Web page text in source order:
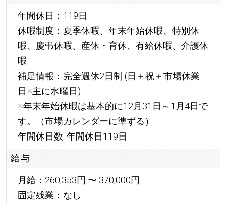
年間休日：119日
休暇制度：夏季休暇、年末年始休暇、特別休
暇、慶弔休暇、産休・育休、有給休暇、介護休
暇
補足情報：完全週休2日制 (日＋祝＋市場休業
日※主に水曜日)
※年末年始休暇は基本的に12月31日～1月4日で
す。（市場カレンダーに準ずる）
年間休日数: 年間休日119日
給与
月給：260,353円 〜 370,000円
固定残業：なし